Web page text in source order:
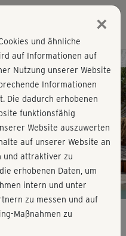
×
und ähnliche
auf Informationen auf
Nutzung unserer Website
Informationen
Die dadurch erhobenen
funktionsfähig
Website auszuwerten
auf unserer Website an
und attraktiver zu
erhobenen Daten, um
intern und unter
zu messen und auf
Maßnahmen zu